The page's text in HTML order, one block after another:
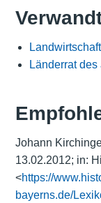
Länderrat
Johann
13.02.2012; in:
<https://
bayerns.de/